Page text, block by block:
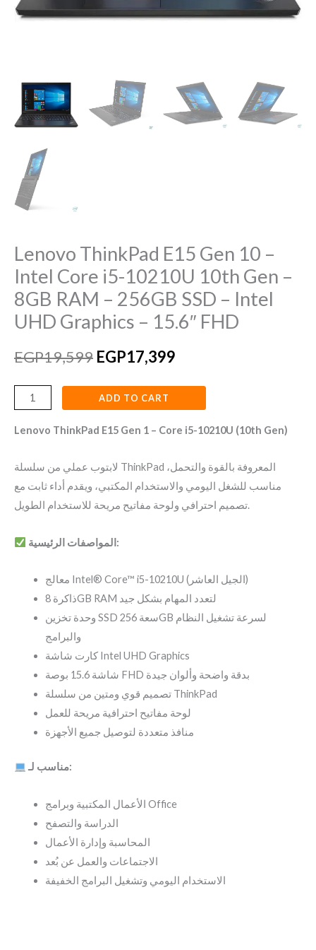
Lenovo ThinkPad E15 Gen 10 –
Intel Core i5-10210U 10th Gen –
8GB RAM – 256GB SSD – Intel
UHD Graphics – 15.6″ FHD
EGP19,599 EGP17,399
Lenovo ThinkPad E15 Gen 1 – Core i5-10210U (10th Gen)
لابتوب عملي من سلسلة ThinkPad المعروفة بالقوة والتحمل،
مناسب للشغل اليومي والاستخدام المكتبي، ويقدم أداء ثابت مع
تصميم احترافي ولوحة مفاتيح مريحة للاستخدام الطويل.
المواصفات الرئيسية:
معالج Intel® Core™ i5-10210U (الجيل العاشر)
ذاكرة 8GB RAM لتعدد المهام بشكل جيد
وحدة تخزين SSD سعة 256GB لسرعة تشغيل النظام
والبرامج
كارت شاشة Intel UHD Graphics
شاشة 15.6 بوصة FHD بدقة واضحة وألوان جيدة
تصميم قوي ومتين من سلسلة ThinkPad
لوحة مفاتيح احترافية مريحة للعمل
منافذ متعددة لتوصيل جميع الأجهزة
مناسب لـ:
الأعمال المكتبية وبرامج Office
الدراسة والتصفح
المحاسبة وإدارة الأعمال
الاجتماعات والعمل عن بُعد
الاستخدام اليومي وتشغيل البرامج الخفيفة
–
256GB
SSD
–
UHD
Graphics
–
quantity
ADD TO CART